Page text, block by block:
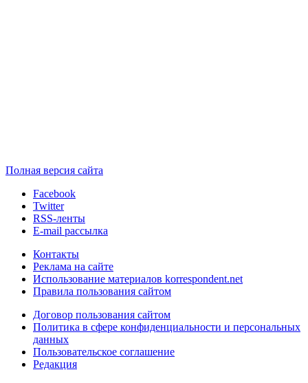
Полная версия сайта
Facebook
Twitter
RSS-ленты
E-mail рассылка
Контакты
Реклама на сайте
Использование материалов korrespondent.net
Правила пользования сайтом
Договор пользования сайтом
Политика в сфере конфиденциальности и персональных
данных
Пользовательское соглашение
Редакция